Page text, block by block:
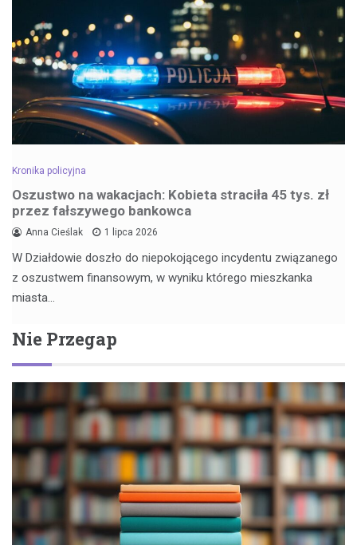
Kronika policyjna
Oszustwo na wakacjach: Kobieta straciła 45 tys. zł
przez fałszywego bankowca
Anna Cieślak 1 lipca 2026
W Działdowie doszło do niepokojącego incydentu związanego
z oszustwem finansowym, w wyniku którego mieszkanka
miasta…
Nie Przegap